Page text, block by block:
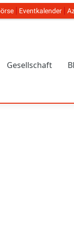
Eventkalender
Gesellschaft